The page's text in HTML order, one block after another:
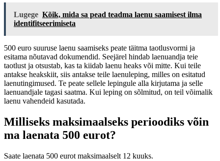
Lugege Kõik, mida sa pead teadma laenu saamisest ilma
identifitseerimiseta
500 euro suuruse laenu saamiseks peate täitma taotlusvormi ja
esitama nõutavad dokumendid. Seejärel hindab laenuandja teie
taotlust ja otsustab, kas ta kiidab laenu heaks või mitte. Kui teile
antakse heakskiit, siis antakse teile laenuleping, milles on esitatud
laenutingimused. Te peate sellele lepingule alla kirjutama ja selle
laenuandjale tagasi saatma. Kui leping on sõlmitud, on teil võimalik
laenu vahendeid kasutada.
Milliseks maksimaalseks perioodiks võin
ma laenata 500 eurot?
Saate laenata 500 eurot maksimaalselt 12 kuuks.